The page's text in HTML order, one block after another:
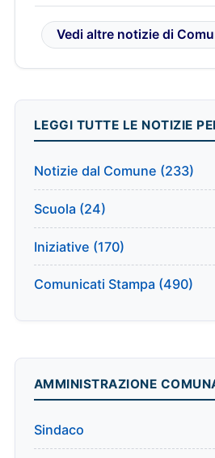
Vedi altre notizie di
LEGGI TUTTE LE NOTIZIE
Notizie dal Comune (233)
Scuola (24)
Iniziative (170)
Comunicati Stampa (490)
AMMINISTRAZIONE
Sindaco